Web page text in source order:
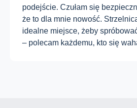
podejście. Czułam się
że to dla mnie nowość.
idealne miejsce, żeby
– polecam każdemu, kto się